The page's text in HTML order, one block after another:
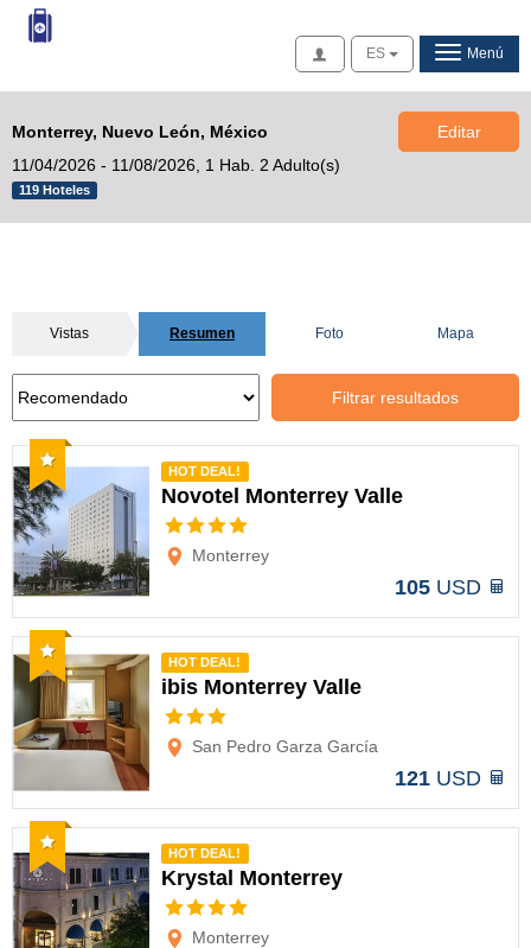
AccesoES Menú
Monterrey, Nuevo León, México
11/04/2026 - 11/08/2026,
1 Hab. 2 Adulto(s)
119 Hoteles
Editar
Vistas Resumen Foto Mapa
Filtrar resultados
Recomendado
HOT DEAL!
Novotel Monterrey Valle
Monterrey
105 USD
Recomendado
HOT DEAL!
ibis Monterrey Valle
San Pedro Garza García
121 USD
Recomendado
HOT DEAL!
Krystal Monterrey
Monterrey